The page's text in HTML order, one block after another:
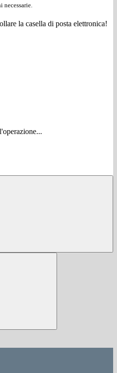
la casella di posta elettronica!